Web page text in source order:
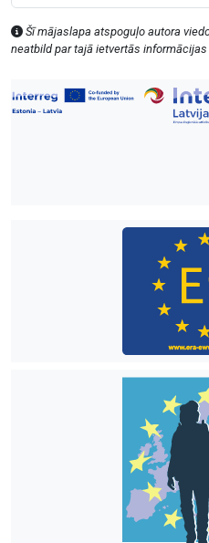
Šī mājaslapa atspoguļo autora
neatbild par tajā ietvertās